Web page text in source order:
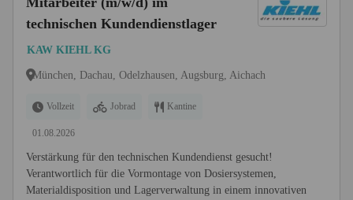
technischen Kundendienstlager
KAW KIEHL KG
München, Dachau, Odelzhausen, Augsburg, Aichach
Vollzeit Jobrad Kantine
01.08.2026
Verstärkung für den technischen Kundendienst gesucht!
Verantwortlich für die Vormontage von Dosiersystemen,
Materialdisposition und Lagerverwaltung in einem innovativen